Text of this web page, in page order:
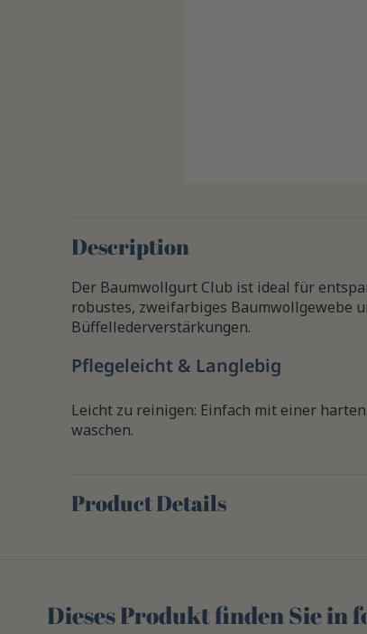
Description
Der Baumwollgurt Club ist ideal für
robustes, zweifarbiges Baumwollgewebe
Büffellederverstärkungen.
Pflegeleicht & Langlebig
Leicht zu reinigen: Einfach mit einer
waschen.
Product Details
Dieses Produkt finden Sie in